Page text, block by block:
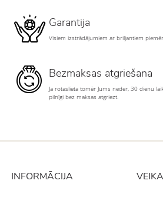
Garantija
Visiem izstrādājumiem ar briljantiem
Bezmaksas atgriešana
Ja rotaslieta tomēr Jums neder, 30 dienu
pilnīgi bez maksas atgriezt.
INFORMĀCIJA